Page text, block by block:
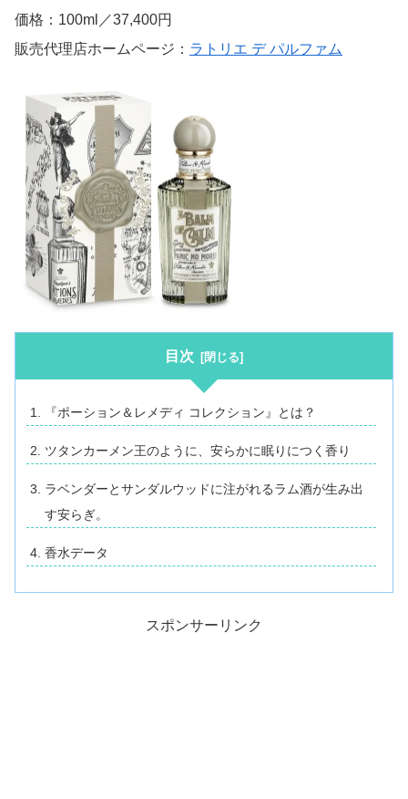
価格：100ml／37,400円
販売代理店ホームページ： ラトリエ デ パルファム
目次
『ポーション＆レメディ コレクション』とは？
ツタンカーメン王のように、安らかに眠りにつく香り
ラベンダーとサンダルウッドに注がれるラム酒が生み出
す安らぎ。
香水データ
スポンサーリンク